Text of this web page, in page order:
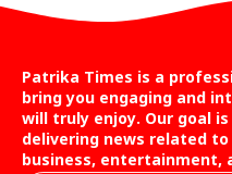
Patrika Times is a
bring you engaging and
will truly enjoy. Our goal
delivering news related
business, entertainment,